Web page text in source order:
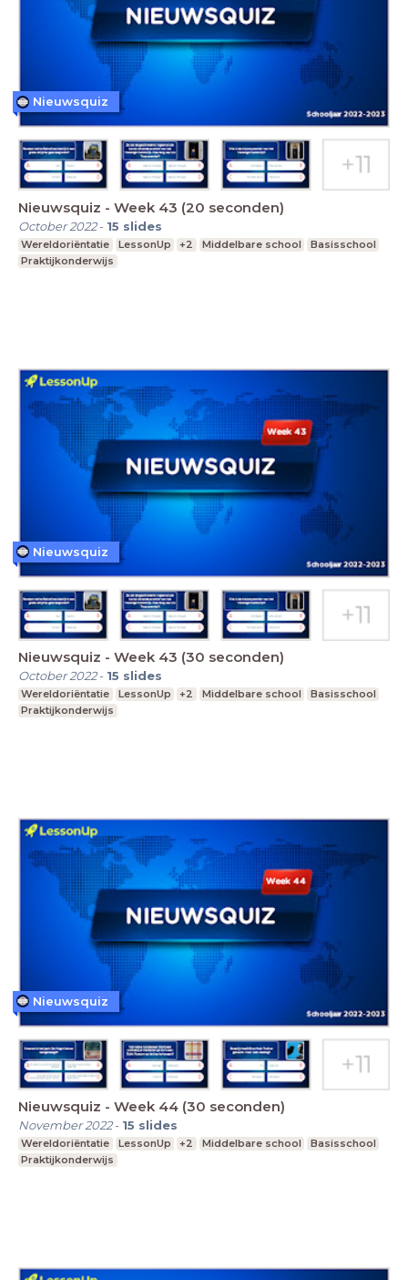
Nieuwsquiz - Week 43 (20 seconden)
October 2022- 15 slides
Wereldoriëntatie LessonUp +2 Middelbare school
Basisschool
Praktijkonderwijs
Nieuwsquiz
Nieuwsquiz - Week 43 (30 seconden)
October 2022- 15 slides
Wereldoriëntatie LessonUp +2 Middelbare school
Basisschool
Praktijkonderwijs
Nieuwsquiz
Nieuwsquiz - Week 44 (30 seconden)
November 2022- 15 slides
Wereldoriëntatie LessonUp +2 Middelbare school
Basisschool
Praktijkonderwijs
Nieuwsquiz